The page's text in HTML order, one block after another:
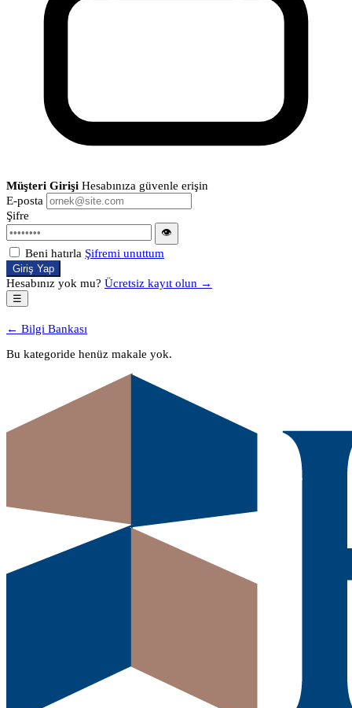
Müşteri Girişi Hesabınıza güvenle erişin
E-posta
Şifre
👁
Beni hatırla Şifremi unuttum
Giriş Yap
Hesabınız yok mu? Ücretsiz kayıt olun →
☰
← Bilgi Bankası
Bu kategoride henüz makale yok.